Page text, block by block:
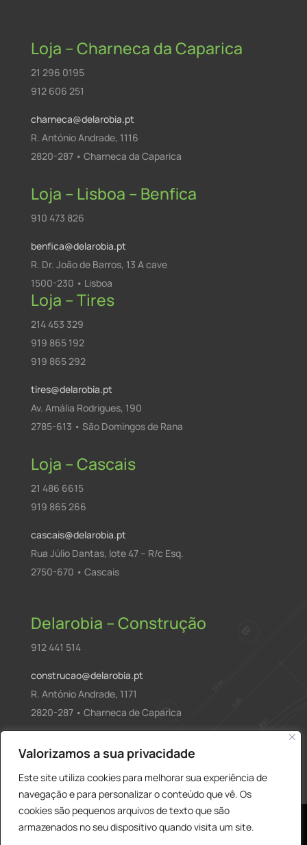
Valorizamos a sua privacidade
Este site utiliza cookies para melhorar sua experiência de
navegação e para personalizar o conteúdo que vê. Os
cookies são pequenos arquivos de texto que são
armazenados no seu dispositivo quando visita um site.
Loja – Charneca da Caparica
21 296 0195
912 606 251
charneca@delarobia.pt
R. António Andrade, 1116
2820-287 • Charneca da Caparica
Loja – Lisboa – Benfica
910 473 826
benfica@delarobia.pt
R. Dr. João de Barros, 13 A cave
1500-230 • Lisboa
Loja – Tires
214 453 329
919 865 192
919 865 292
tires@delarobia.pt
Av. Amália Rodrigues, 190
2785-613 • São Domingos de Rana
Loja – Cascais
21 486 6615
919 865 266
cascais@delarobia.pt
Rua Júlio Dantas, lote 47 – R/c Esq.
2750-670 • Cascais
Delarobia – Construção
912 441 514
construcao@delarobia.pt
R. António Andrade, 1171
2820-287 • Charneca de Caparica
Products
search